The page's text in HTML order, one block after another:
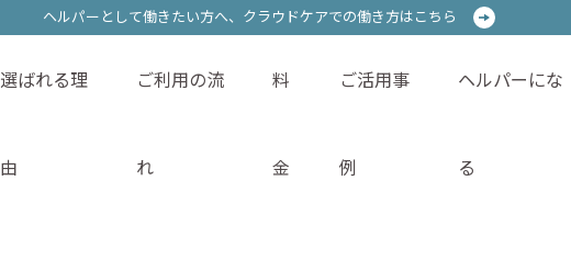
ヘルパーとして働きたい方へ、 クラウドケアでの働き方はこちら
サービス内容 選ばれる理由 ご利用の流れ 料金 ご活用事例
ヘルパーとして働きたい方へ、 クラウドケアでの働き方はこちら
選ばれる理
由
ご利用の流
れ
料
金
ご活用事
例
ヘルパーにな
る